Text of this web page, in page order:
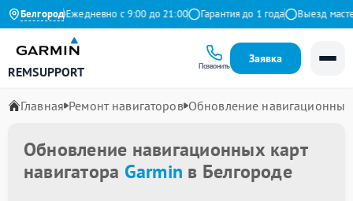
Белгород
Яндекс Ежедневно с 9:00 до 21:00 Гарантия до 1 года Выезд мастера
REMSUPPORT Позвонить
Заявка
Главная Ремонт навигаторов Обновление навигационных
Обновление навигационных карт
навигатора Garmin в Белгороде